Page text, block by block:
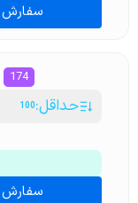
سفارش
174
حداقل:100
سفارش